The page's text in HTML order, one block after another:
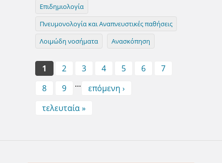
Επιδημιολογία
Πνευμονολογία και Αναπνευστικές παθήσεις
Λοιμώδη νοσήματα
Ανασκόπηση
Pages
1 2 3 4 5 6
7
8
9 …
επόμενη ›
τελευταία »